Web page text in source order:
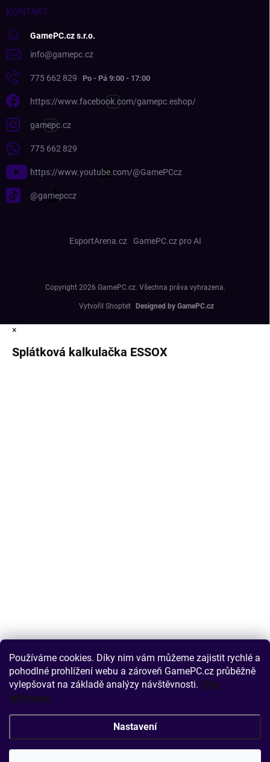
Používáme cookies. Díky nim vám můžeme zajistit rychlé a
pohodlné prohlížení webu a zároveň GamePC.cz průběžně
vylepšovat na základě analýzy návštěvnosti. Více
informací
Nastavení
KONTAKT
GamePC.cz s.r.o.
info@gamepc.cz
775 662 829
https://www.facebook.com/gamepc.eshop/
gamepc.cz
775 662 829
https://www.youtube.com/@GamePCcz
@gamepccz
EsportArena.cz GamePC.cz pro AI
Vytvořil Shoptet
Copyright 2026 GamePC.cz. Všechna práva vyhrazena.
×
Splátková kalkulačka ESSOX